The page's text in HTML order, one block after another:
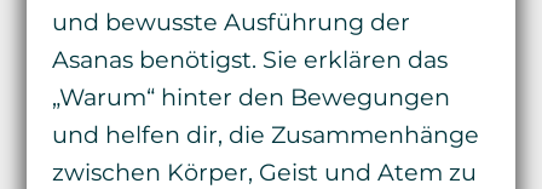
und bewusste Ausführung der
Asanas benötigst. Sie erklären das
„Warum“ hinter den Bewegungen
und helfen dir, die Zusammenhänge
zwischen Körper, Geist und Atem zu